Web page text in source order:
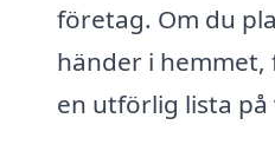
företag. Om du
händer i
en utförlig lista